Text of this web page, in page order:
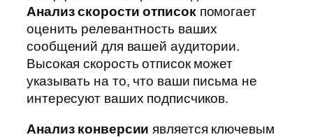
Анализ скорости отписокпомогает
оценить релевантность ваших
сообщений для вашей аудитории.
Высокая скорость отписок может
указывать на то, что ваши письма не
интересуют ваших подписчиков.
Анализ конверсии является ключевым